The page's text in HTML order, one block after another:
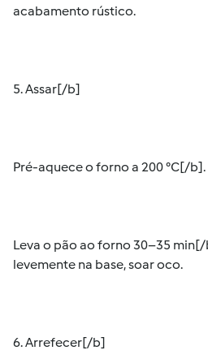
acabamento rústico.
5. Assar[/b]
Pré-aquece o forno a 200 °C[/b].
Leva o pão ao forno 30–35
levemente na base, soar oco.
6. Arrefecer[/b]